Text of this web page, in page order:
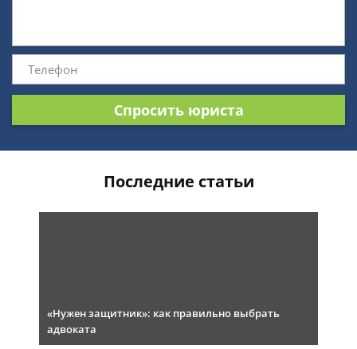
Спросить юриста
Последние статьи
«Нужен защитник»: как правильно выбрать
адвоката